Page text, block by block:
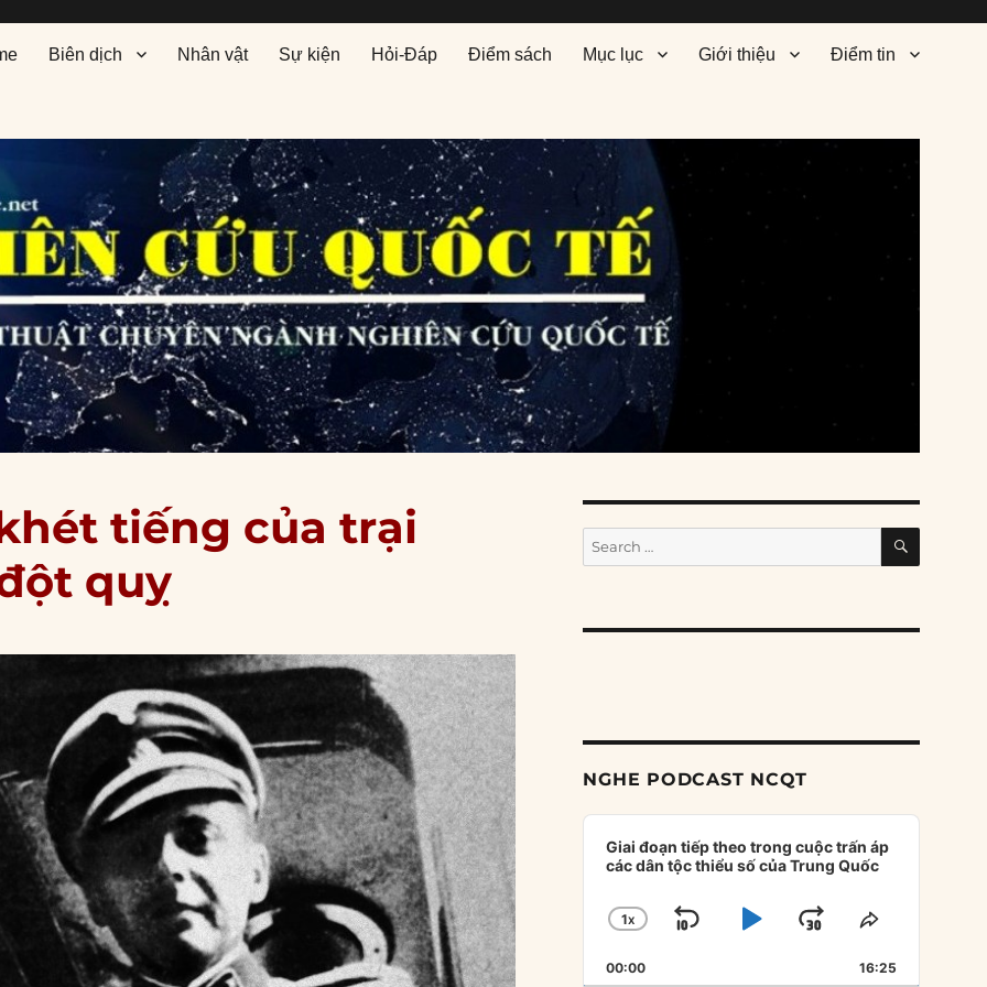
Biên dịch Nhân vật Sự kiện Hỏi-Đáp Điểm sách Mục lục Giới thiệu Điểm tin
tiếng của trại
quỵ
Search
for:
SEARCH
NGHE PODCAST NCQT
Audio
Player
Giai đoạn tiếp theo trong cuộc trấn áp
các dân tộc thiểu số của Trung Quốc
CHANGE
RATE
1X
SKIP
BACKWARD
PLAYJUMP
FORWARD
SHARE
EPISODE
00:00 16:25